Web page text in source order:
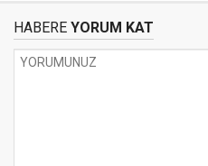
HABERE YORUM KAT